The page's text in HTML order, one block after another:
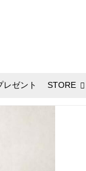
レゼント STORE